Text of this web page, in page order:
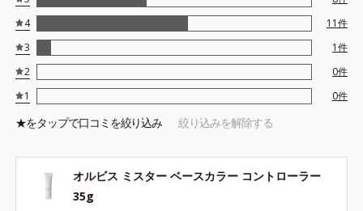
カリエキス、キウイエキス
※サンカット指数＝SPF20/PA++
ことではありません。
4
11件
3
1件
2
0件
1
0件
★をタップで口コミを絞り込み 絞り込みを解除する
オルビス ミスター ベースカラー コントローラー
35g